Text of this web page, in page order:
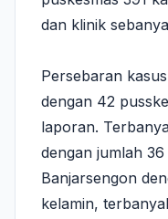
dan klinik
Persebaran
dengan 42
laporan.
dengan jumlah
Banjarsengon
kelamin,